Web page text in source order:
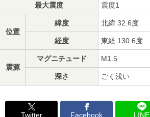
最大震度 震度1
位置
緯度 北緯 32.6度
経度 東経 130.6度
震源
マグニチュード M1.5
深さ ごく浅い
Twitter Facebook LINE